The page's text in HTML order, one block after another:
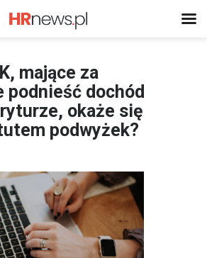
mające za
podnieść dochód
okaże się
podwyżek?